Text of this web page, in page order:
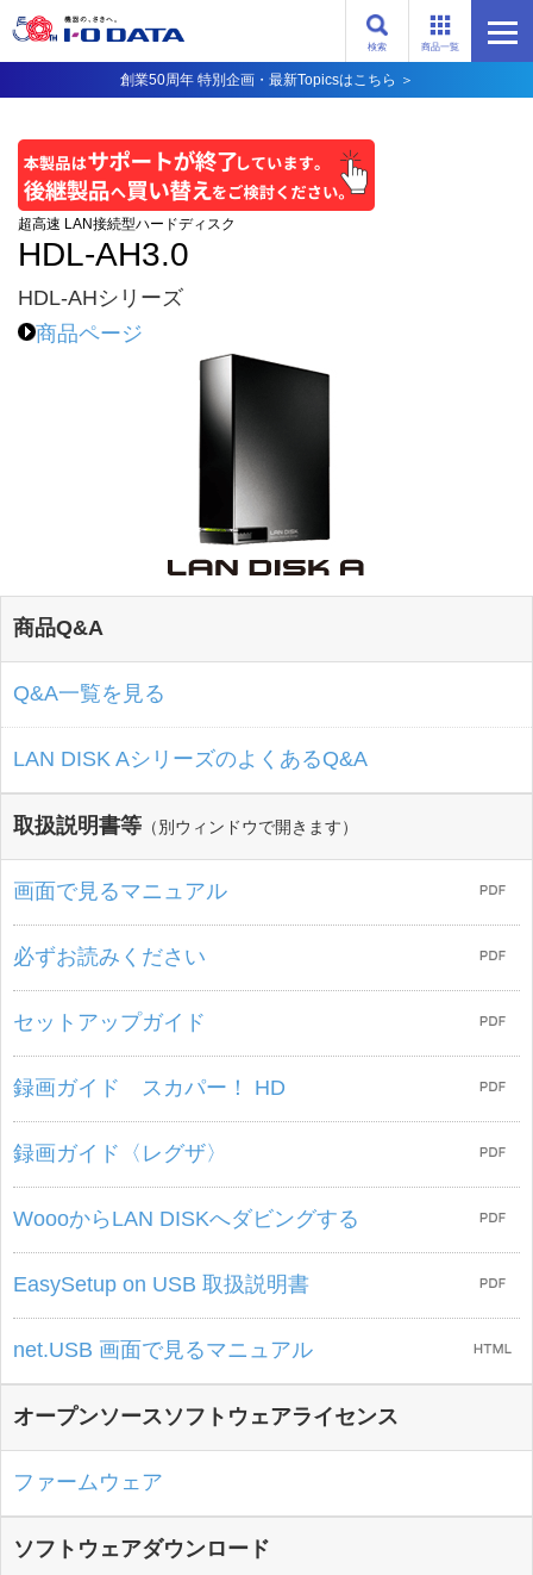
商品一覧
検索
創業50周年 特別企画・最新Topicsはこちら ＞
超高速 LAN接続型ハードディスク
HDL-AH3.0
HDL-AHシリーズ
商品ページ
商品Q&A
Q&A一覧を見る
LAN DISK AシリーズのよくあるQ&A
取扱説明書等 （別ウィンドウで開きます）
画面で見るマニュアル
必ずお読みください
セットアップガイド
録画ガイド スカパー！ HD
録画ガイド〈レグザ〉
WoooからLAN DISKへダビングする
EasySetup on USB 取扱説明書
net.USB 画面で見るマニュアル
オープンソースソフトウェアライセンス
ファームウェア
ソフトウェアダウンロード